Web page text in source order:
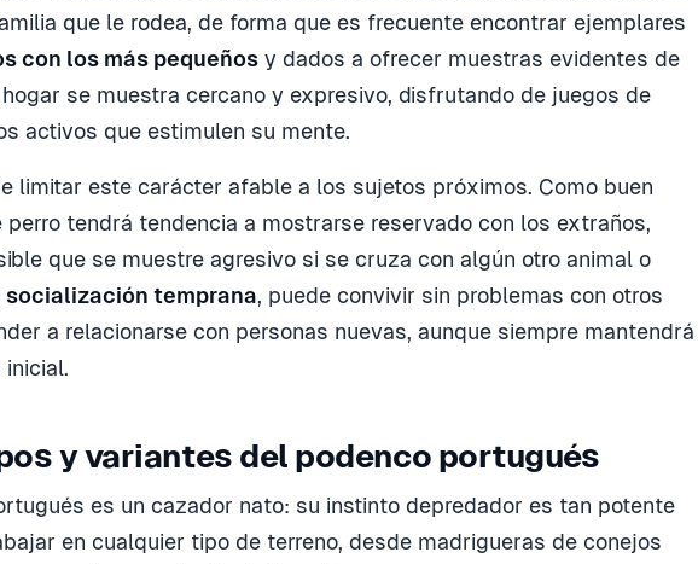
que le rodea, de forma que es frecuente encontrar ejemplares
con los más pequeños y dados a ofrecer muestras evidentes de
se muestra cercano y expresivo, disfrutando de juegos de
activos que estimulen su mente.
limitar este carácter afable a los sujetos próximos. Como buen
perro tendrá tendencia a mostrarse reservado con los extraños,
que se muestre agresivo si se cruza con algún otro animal o
socialización temprana, puede convivir sin problemas con otros
a relacionarse con personas nuevas, aunque siempre mantendrá
y variantes del podenco portugués
es un cazador nato: su instinto depredador es tan potente
en cualquier tipo de terreno, desde madrigueras de conejos